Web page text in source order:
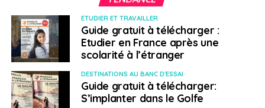
ETUDIER ET TRAVAILLER
Guide gratuit à télécharger :
Etudier en France après une
scolarité à l’étranger
DESTINATIONS AU BANC D'ESSAI
Guide gratuit à télécharger:
S’implanter dans le Golfe